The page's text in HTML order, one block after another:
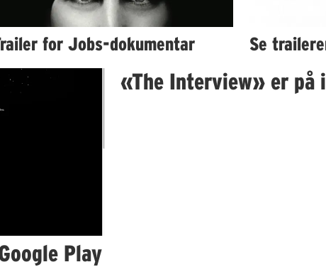
for Jobs-dokumentar Se
Play
«The Interview» er på